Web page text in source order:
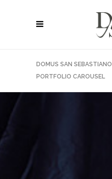
DOMUS SAN SEBASTIANO
PORTFOLIO CAROUSEL